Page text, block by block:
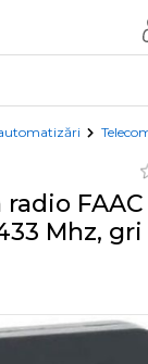
FAAC
Mhz, gri